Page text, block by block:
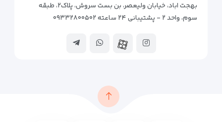
بهجت اباد، خیابان ولیعصر، بن بست سروش، پلاک۲، طبقه
سوم، واحد ۲ - پشتیبانی ۲۴ ساعته ۰۹۳۳۲۸۰۰۵۰۲